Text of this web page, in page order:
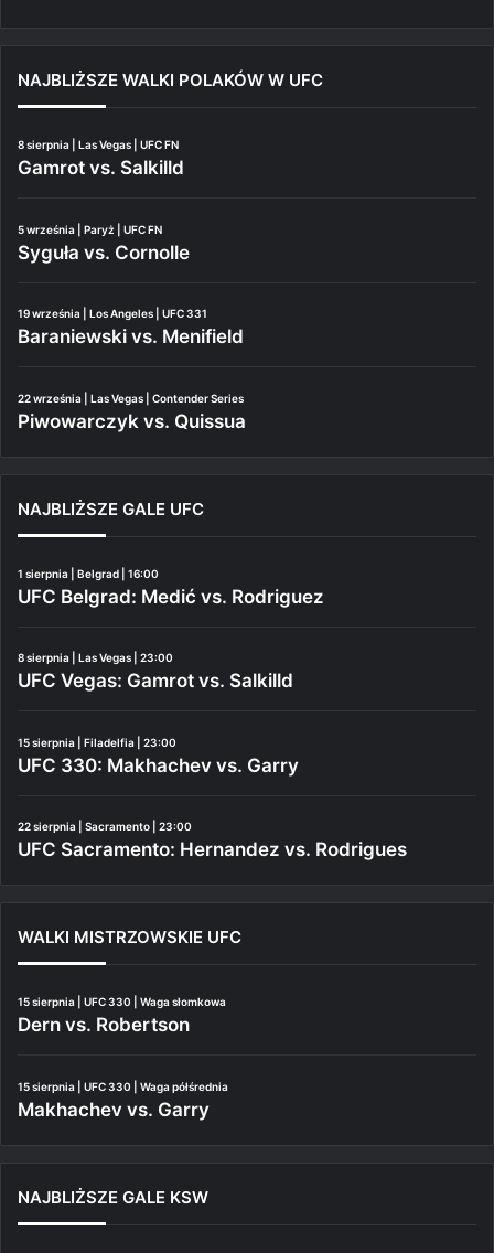
NAJBLIŻSZE WALKI POLAKÓW W UFC
8 sierpnia | Las Vegas | UFC FN
Gamrot vs. Salkilld
5 września | Paryż | UFC FN
Syguła vs. Cornolle
19 września | Los Angeles | UFC 331
Baraniewski vs. Menifield
22 września | Las Vegas | Contender Series
Piwowarczyk vs. Quissua
NAJBLIŻSZE GALE UFC
1 sierpnia | Belgrad | 16:00
UFC Belgrad: Medić vs. Rodriguez
8 sierpnia | Las Vegas | 23:00
UFC Vegas: Gamrot vs. Salkilld
15 sierpnia | Filadelfia | 23:00
UFC 330: Makhachev vs. Garry
22 sierpnia | Sacramento | 23:00
UFC Sacramento: Hernandez vs. Rodrigues
WALKI MISTRZOWSKIE UFC
15 sierpnia | UFC 330 | Waga słomkowa
Dern vs. Robertson
15 sierpnia | UFC 330 | Waga półśrednia
Makhachev vs. Garry
NAJBLIŻSZE GALE KSW